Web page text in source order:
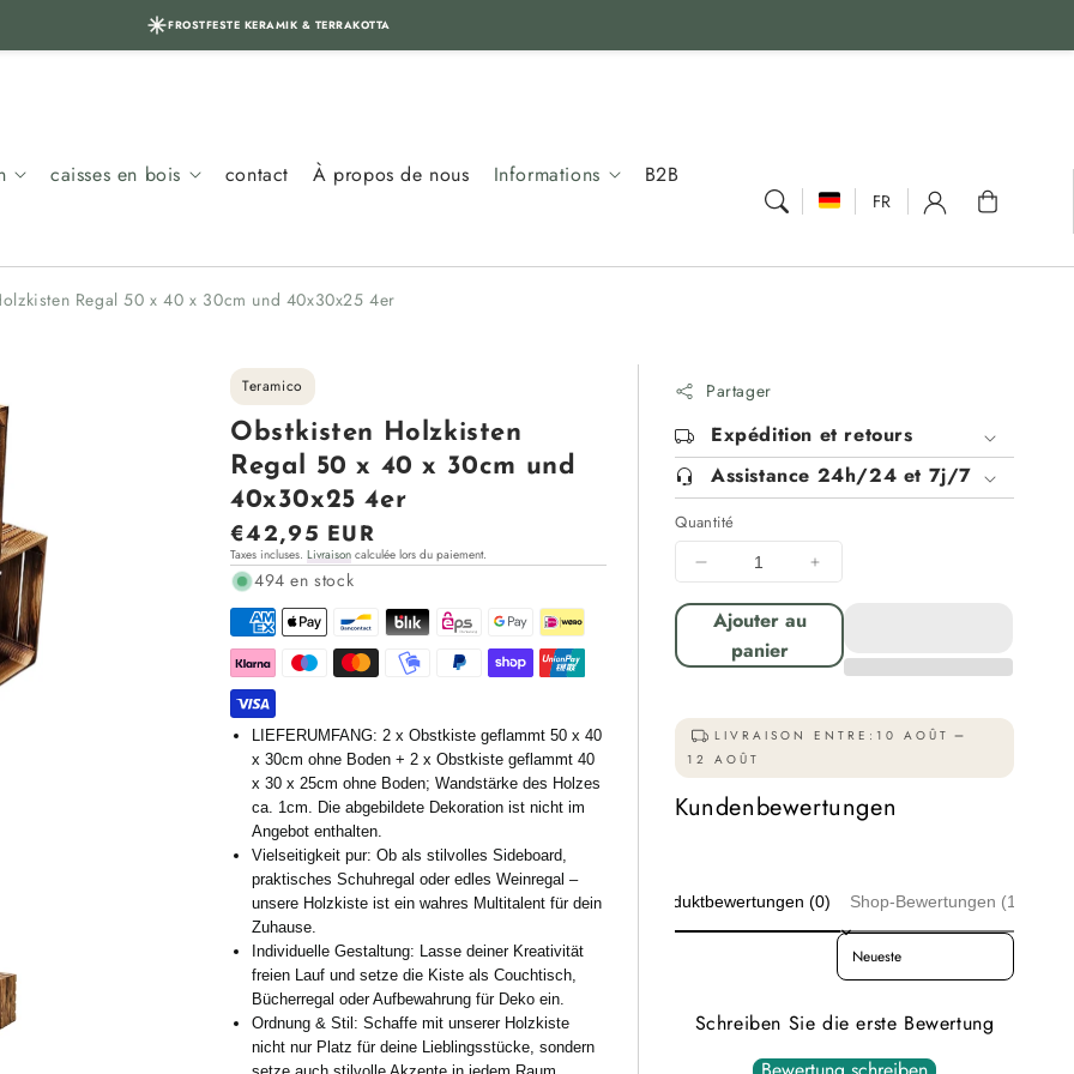
FROSTFESTE KERAMIK & TERRAKOTTA
caisses en bois contact À propos de nous Informations
B2B
FR Panier
Regal 50 x 40 x 30cm und 40x30x25 4er
Teramico
Obstkisten Holzkisten
Regal 50 x 40 x 30cm und
40x30x25 4er
Prix
régulier
€42,95 EUR
Taxes incluses. Livraisoncalculée lors du paiement.
494 en stock
LIEFERUMFANG: 2 x Obstkiste geflammt 50 x 40
x 30cm ohne Boden + 2 x Obstkiste geflammt 40
x 30 x 25cm ohne Boden; Wandstärke des Holzes
ca. 1cm. Die abgebildete Dekoration ist nicht im
Angebot enthalten.
Vielseitigkeit pur: Ob als stilvolles Sideboard,
praktisches Schuhregal oder edles Weinregal –
unsere Holzkiste ist ein wahres Multitalent für dein
Zuhause.
Individuelle Gestaltung: Lasse deiner Kreativität
freien Lauf und setze die Kiste als Couchtisch,
Bücherregal oder Aufbewahrung für Deko ein.
Ordnung & Stil: Schaffe mit unserer Holzkiste
nicht nur Platz für deine Lieblingsstücke, sondern
Partager
Expédition et retours
Assistance 24h/24 et 7j/7
Quantité
Diminuer
la
quantité
pour
Obstkisten
Regal
50
x
40
40x30x25
4er
Augmenter
la
quantité
pour
Obstkisten
Regal
x
40
40x30x25
4er
Ajouter au
panier
LIVRAISON ENTRE: 10 AOÛT
12 AOÛT
Kundenbewertungen
Produktbewertungen (0) Shop-Bewertungen (125)
Sort reviews by
Schreiben Sie die erste Bewertung